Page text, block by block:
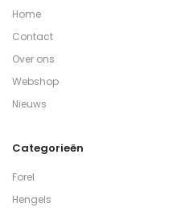
Home
Contact
Over ons
Webshop
Nieuws
Categorieën
Forel
Hengels